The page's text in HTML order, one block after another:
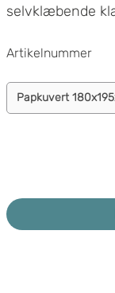
selvklæbende
bøger,
Let at lukke
Artikelnummer